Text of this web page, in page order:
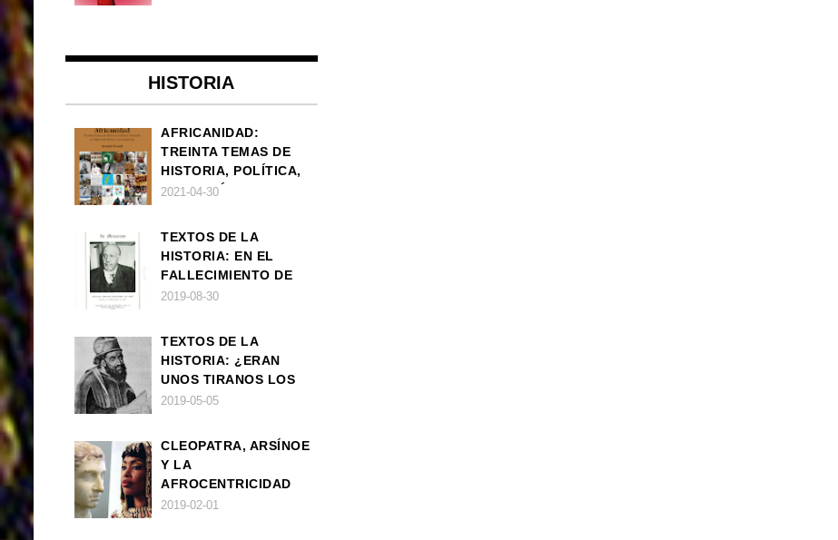
HISTORIA
AFRICANIDAD:
TREINTA TEMAS DE
HISTORIA, POLÍTICA,
FILOSOFÍA Y CULTURA
2021-04-30
TEXTOS DE LA
HISTORIA: EN EL
FALLECIMIENTO DE
W.E.B. DU BOIS
2019-08-30
TEXTOS DE LA
HISTORIA: ¿ERAN
UNOS TIRANOS LOS
FARAONES?
2019-05-05
CLEOPATRA, ARSÍNOE
Y LA
AFROCENTRICIDAD
MAL ENTENDIDA
2019-02-01